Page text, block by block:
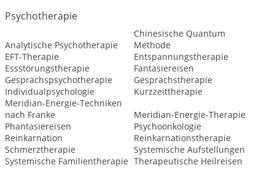
Psychotherapie
Analytische Psychotherapie
Chinesische Quantum
Methode
EFT-Therapie
Entspannungstherapie
Essstörungstherapie
Fantasiereisen
Gesprächspsychotherapie
Gesprächstherapie
Individualpsychologie
Kurzzeittherapie
Meridian-Energie-Techniken
nach Franke
Meridian-Energie-Therapie
Phantasiereisen
Psychoonkologie
Reinkarnation
Reinkarnationstherapie
Schmerztherapie
Systemische Aufstellungen
Systemische Familientherapie Therapeutische Heilreisen